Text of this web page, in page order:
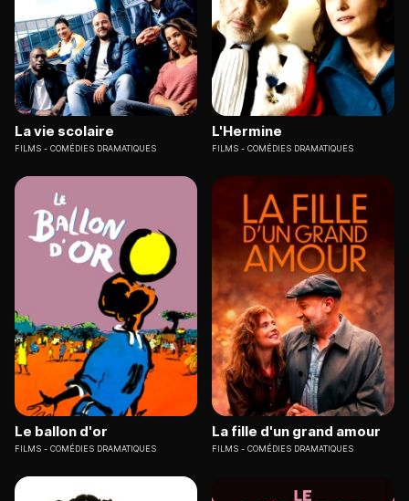
La vie scolaire
FILMS COMÉDIES DRAMATIQUES
L'Hermine
FILMS COMÉDIES DRAMATIQUES
Le ballon d'or
FILMS COMÉDIES DRAMATIQUES
La fille d'un grand amour
FILMS COMÉDIES DRAMATIQUES